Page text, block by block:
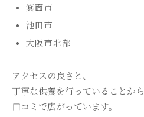
箕面市
池田市
大阪市北部
アクセスの良さと、
丁寧な供養を行っていることから
口コミで広がっています。